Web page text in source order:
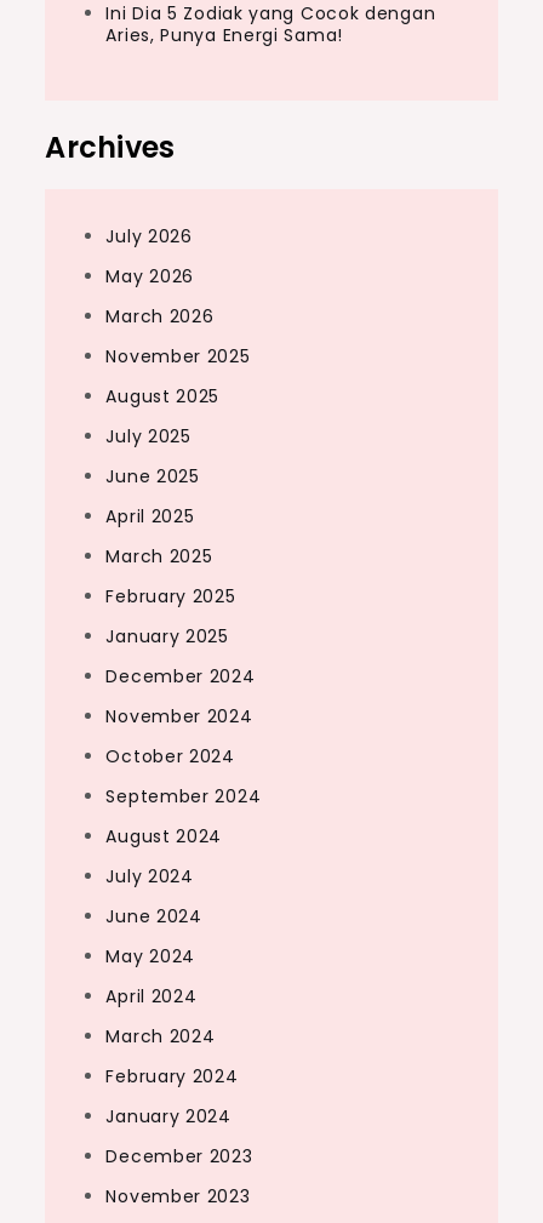
Ini Dia 5 Zodiak yang Cocok dengan
Aries, Punya Energi Sama!
Archives
July 2026
May 2026
March 2026
November 2025
August 2025
July 2025
June 2025
April 2025
March 2025
February 2025
January 2025
December 2024
November 2024
October 2024
September 2024
August 2024
July 2024
June 2024
May 2024
April 2024
March 2024
February 2024
January 2024
December 2023
November 2023